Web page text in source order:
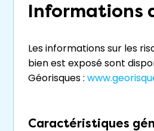
Informations
Les informations sur les
bien est exposé sont
Géorisques :
Caractéristiques